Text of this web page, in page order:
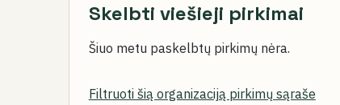
Skelbti viešieji pirkimai
Šiuo metu paskelbtų pirkimų nėra.
Filtruoti šią organizaciją pirkimų sąraše